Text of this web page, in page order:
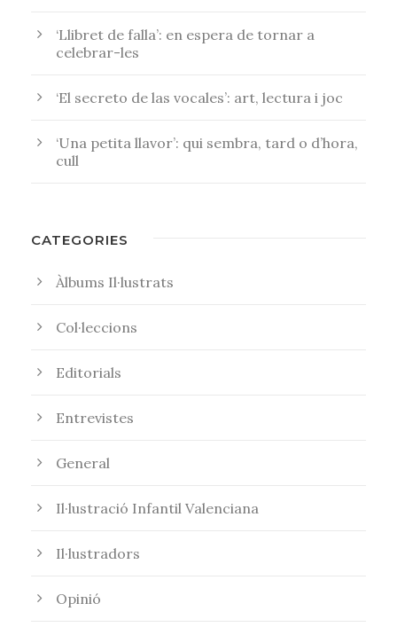
‘Llibret de falla’: en espera de tornar a
celebrar-les
‘El secreto de las vocales’: art, lectura i joc
‘Una petita llavor’: qui sembra, tard o d’hora,
cull
CATEGORIES
Àlbums Il·lustrats
Col·leccions
Editorials
Entrevistes
General
Il·lustració Infantil Valenciana
Il·lustradors
Opinió